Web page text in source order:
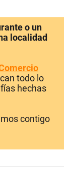
o un
localidad
todo lo
hechas
contigo